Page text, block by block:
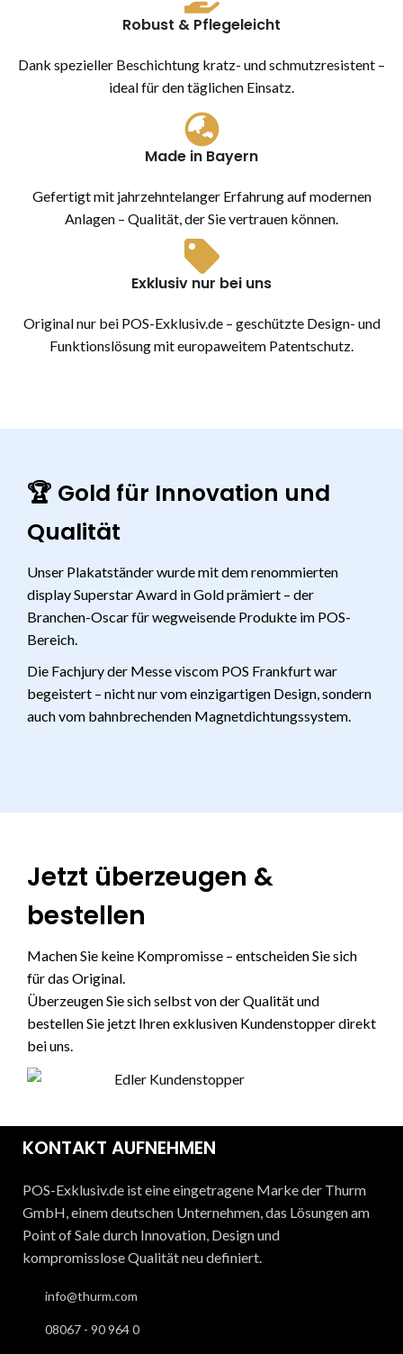
Robust & Pflegeleicht
Dank spezieller Beschichtung kratz- und schmutzresistent –
ideal für den täglichen Einsatz.
Made in Bayern
Gefertigt mit jahrzehntelanger Erfahrung auf modernen
Anlagen – Qualität, der Sie vertrauen können.
Exklusiv nur bei uns
Original nur bei POS-Exklusiv.de – geschützte Design- und
Funktionslösung mit europaweitem Patentschutz.
🏆 Gold für Innovation und
Qualität
Unser Plakatständer wurde mit dem renommierten
display Superstar Award in Gold prämiert – der
Branchen-Oscar für wegweisende Produkte im POS-
Bereich.
Die Fachjury der Messe viscom POS Frankfurt war
begeistert – nicht nur vom einzigartigen Design, sondern
auch vom bahnbrechenden Magnetdichtungssystem.
Jetzt überzeugen &
bestellen
Machen Sie keine Kompromisse – entscheiden Sie sich
für das Original.
Überzeugen Sie sich selbst von der Qualität und
bestellen Sie jetzt Ihren exklusiven Kundenstopper direkt
bei uns.
KONTAKT AUFNEHMEN
POS-Exklusiv.de ist eine eingetragene Marke der Thurm
GmbH, einem deutschen Unternehmen, das Lösungen am
Point of Sale durch Innovation, Design und
kompromisslose Qualität neu definiert.
info@thurm.com
08067 - 90 964 0